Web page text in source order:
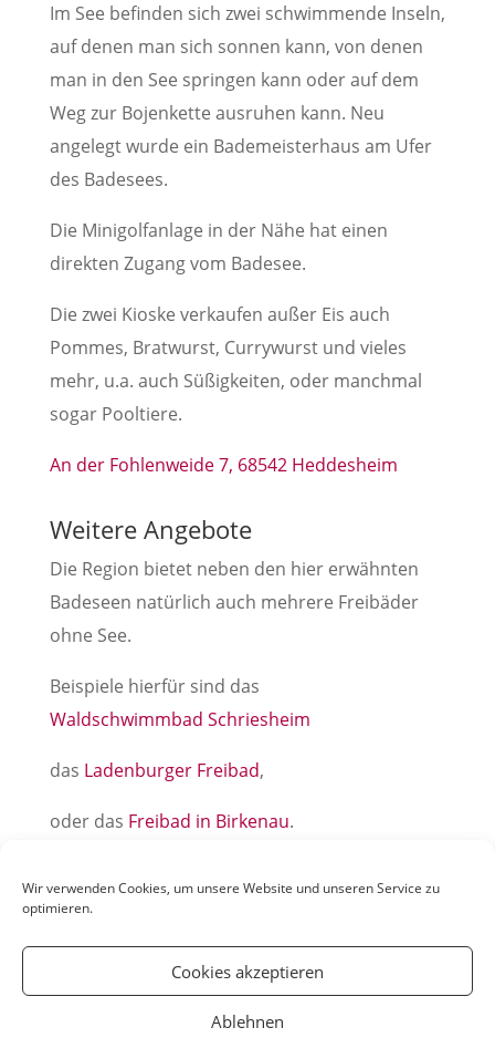
Wir verwenden Cookies, um unsere Website und unseren Service zu
optimieren.
Cookies akzeptieren
Ablehnen
Im See befinden sich zwei schwimmende Inseln,
auf denen man sich sonnen kann, von denen
man in den See springen kann oder auf dem
Weg zur Bojenkette ausruhen kann. Neu
angelegt wurde ein Bademeisterhaus am Ufer
des Badesees.
Die Minigolfanlage in der Nähe hat einen
direkten Zugang vom Badesee.
Die zwei Kioske verkaufen außer Eis auch
Pommes, Bratwurst, Currywurst und vieles
mehr, u.a. auch Süßigkeiten, oder manchmal
sogar Pooltiere.
An der Fohlenweide 7, 68542 Heddesheim
Weitere Angebote
Die Region bietet neben den hier erwähnten
Badeseen natürlich auch mehrere Freibäder
ohne See.
Beispiele hierfür sind das
Waldschwimmbad Schriesheim
das Ladenburger Freibad,
oder das Freibad in Birkenau.
Beitrag: Kira Schmidberger